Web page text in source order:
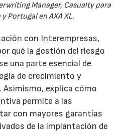
Manager, Casualty para
y Portugal en AXA XL.
con Interempresas,
qué la gestión del riesgo
una parte esencial de
de crecimiento y
explica cómo
permite a las
con mayores garantías
de la implantación de